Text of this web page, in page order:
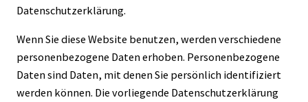
Datenschutzerklärung.
Wenn Sie diese Website benutzen, werden verschiedene
personenbezogene Daten erhoben. Personenbezogene
Daten sind Daten, mit denen Sie persönlich identifiziert
werden können. Die vorliegende Datenschutzerklärung